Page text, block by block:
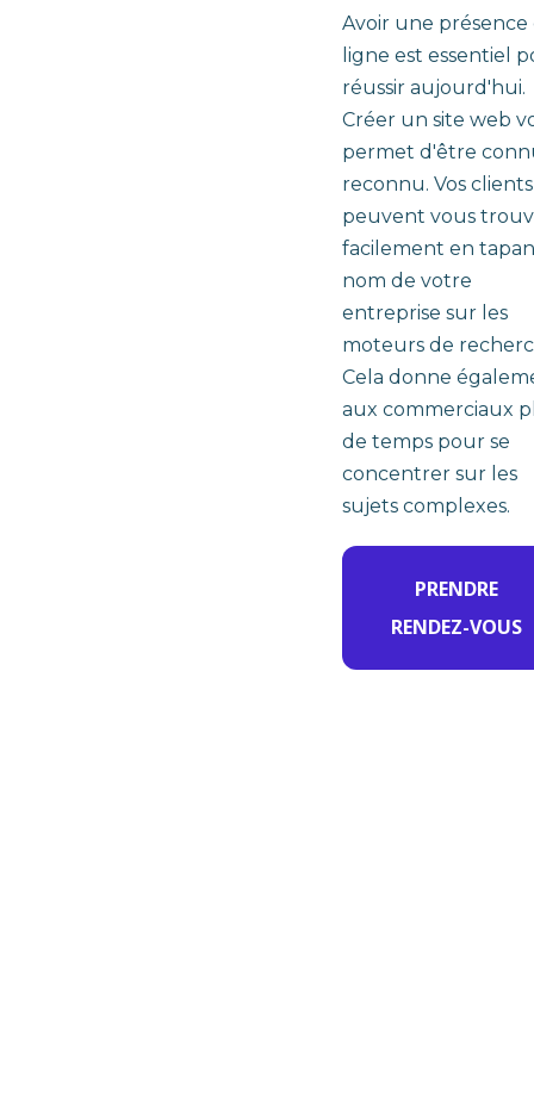
Avoir une présence
ligne est essentiel
réussir aujourd'hui.
Créer un site web
permet d'être
reconnu. Vos clients
peuvent vous
facilement en
nom de votre
entreprise sur les
moteurs de
Cela donne
aux commerciaux
de temps pour se
concentrer sur les
sujets complexes.
PRENDRE
RENDEZ-VOUS